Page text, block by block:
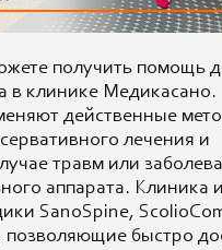
получить помощь
в клинике Медикасано.
действенные
лечения и
травм или
аппарата. Клиника
SanoSpine,
быстро